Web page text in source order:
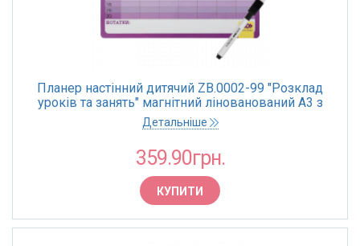
Планер настінний дитячий ZB.0002-99 "Розклад
уроків та занять" магнітний лінованований А3 з
маркером
Детальніше
359.90грн.
КУПИТИ